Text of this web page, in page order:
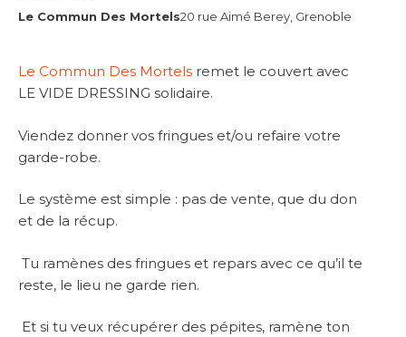
Le Commun Des Mortels20 rue Aimé Berey, Grenoble
Le Commun Des Mortels remet le couvert avec
LE VIDE DRESSING solidaire.
Viendez donner vos fringues et/ou refaire votre
garde-robe.
Le système est simple : pas de vente, que du don
et de la récup.
Tu ramènes des fringues et repars avec ce qu’il te
reste, le lieu ne garde rien.
Et si tu veux récupérer des pépites, ramène ton